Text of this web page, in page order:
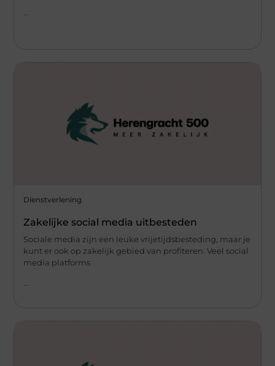
Dienstverlening
Zakelijke social media uitbesteden
Sociale media zijn een leuke vrijetijdsbesteding, maar je
kunt er ook op zakelijk gebied van profiteren. Veel social
media platforms
...